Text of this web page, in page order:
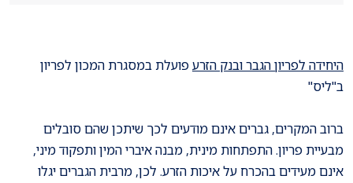
היחידה לפריון הגבר ובנק הזרעפועלת במסגרת המכון לפריון
ב"ליס"
ברוב המקרים, גברים אינם מודעים לכך שיתכן שהם סובלים
מבעיית פריון. התפתחות מינית, מבנה איברי המין ותפקוד מיני,
אינם מעידים בהכרח על איכות הזרע. לכן, מרבית הגברים יגלו